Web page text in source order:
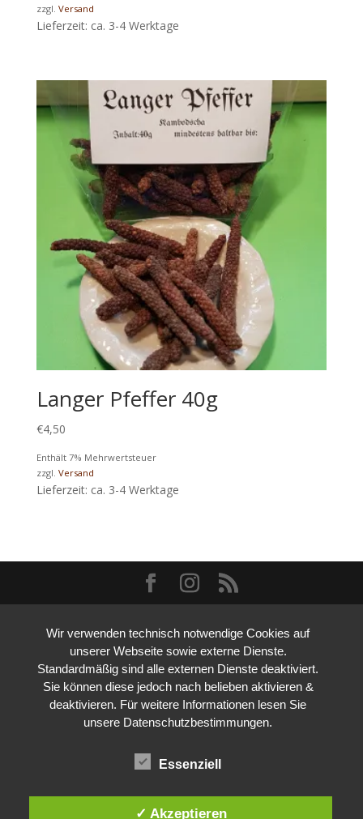
zzgl. Versand
Lieferzeit: ca. 3-4 Werktage
Langer Pfeffer 40g
€4,50
Enthält 7% Mehrwertsteuer
zzgl. Versand
Lieferzeit: ca. 3-4 Werktage
Wir verwenden technisch notwendige Cookies auf
unserer Webseite sowie externe Dienste.
Standardmäßig sind alle externen Dienste deaktiviert.
Sie können diese jedoch nach belieben aktivieren &
deaktivieren. Für weitere Informationen lesen Sie
unsere Datenschutzbestimmungen.
Essenziell
✓ Akzeptieren